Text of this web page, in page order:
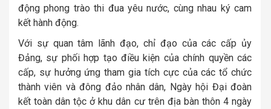
động phong trào thi đua yêu nước, cùng nhau ký cam
kết hành động.
Với sự quan tâm lãnh đạo, chỉ đạo của các cấp ủy
Đảng, sự phối hợp tạo điều kiện của chính quyền các
cấp, sự hưởng ứng tham gia tích cực của các tổ chức
thành viên và đông đảo nhân dân, Ngày hội Đại đoàn
kết toàn dân tộc ở khu dân cư trên địa bàn thôn 4 ngày